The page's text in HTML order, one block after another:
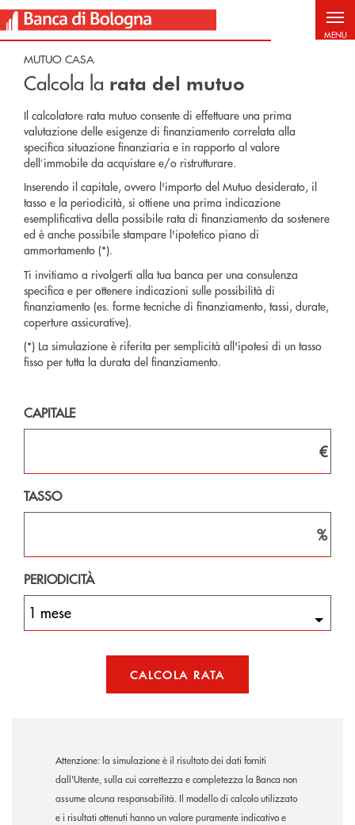
Salta al contenuto principale
MENU
MUTUO CASA
Calcola la rata del mutuo
Il calcolatore rata mutuo consente di effettuare una prima
valutazione delle esigenze di finanziamento correlata alla
specifica situazione finanziaria e in rapporto al valore
dell’immobile da acquistare e/o ristrutturare.
Inserendo il capitale, ovvero l'importo del Mutuo desiderato, il
tasso e la periodicità, si ottiene una prima indicazione
esemplificativa della possibile rata di finanziamento da sostenere
ed è anche possibile stampare l'ipotetico piano di
ammortamento (*).
Ti invitiamo a rivolgerti alla tua banca per una consulenza
specifica e per ottenere indicazioni sulle possibilità di
finanziamento (es. forme tecniche di finanziamento, tassi, durate,
coperture assicurative).
(*) La simulazione è riferita per semplicità all'ipotesi di un tasso
fisso per tutta la durata del finanziamento.
CAPITALE
€
TASSO
%
PERIODICITÀ
1 mese
CALCOLA RATA
Attenzione: la simulazione è il risultato dei dati forniti
dall'Utente, sulla cui correttezza e completezza la Banca non
assume alcuna responsabilità. Il modello di calcolo utilizzato
e i risultati ottenuti hanno un valore puramente indicativo e